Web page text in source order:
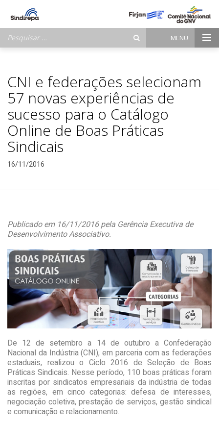
por:
MENU
CNI e federações selecionam
57 novas experiências de
sucesso para o Catálogo
Online de Boas Práticas
Sindicais
16/11/2016
Publicado em 16/11/2016 pela Gerência Executiva de
Desenvolvimento Associativo.
De 12 de setembro a 14 de outubro a Confederação
Nacional da Indústria (CNI), em parceria com as federações
estaduais, realizou o Ciclo 2016 de Seleção de Boas
Práticas Sindicais. Nesse período, 110 boas práticas foram
inscritas por sindicatos empresariais da indústria de todas
as regiões, em cinco categorias: defesa de interesses,
negociação coletiva, prestação de serviços, gestão sindical
e comunicação e relacionamento.